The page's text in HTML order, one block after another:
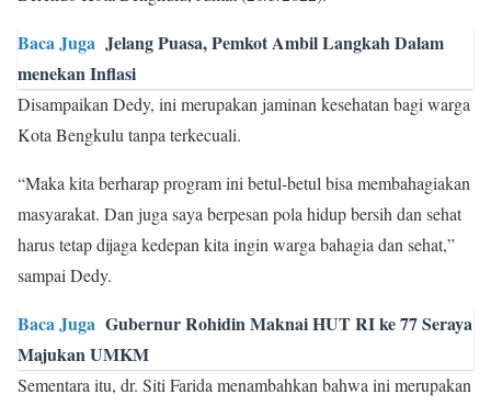
Baca Juga Jelang Puasa, Pemkot Ambil Langkah Dalam
menekan Inflasi
Disampaikan Dedy, ini merupakan jaminan kesehatan bagi warga
Kota Bengkulu tanpa terkecuali.
“Maka kita berharap program ini betul-betul bisa membahagiakan
masyarakat. Dan juga saya berpesan pola hidup bersih dan sehat
harus tetap dijaga kedepan kita ingin warga bahagia dan sehat,”
sampai Dedy.
Baca Juga Gubernur Rohidin Maknai HUT RI ke 77 Seraya
Majukan UMKM
Sementara itu, dr. Siti Farida menambahkan bahwa ini merupakan